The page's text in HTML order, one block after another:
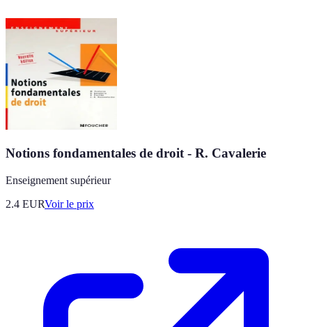
Notions fondamentales de droit - R. Cavalerie
Enseignement supérieur
2.4 EURVoir le prix